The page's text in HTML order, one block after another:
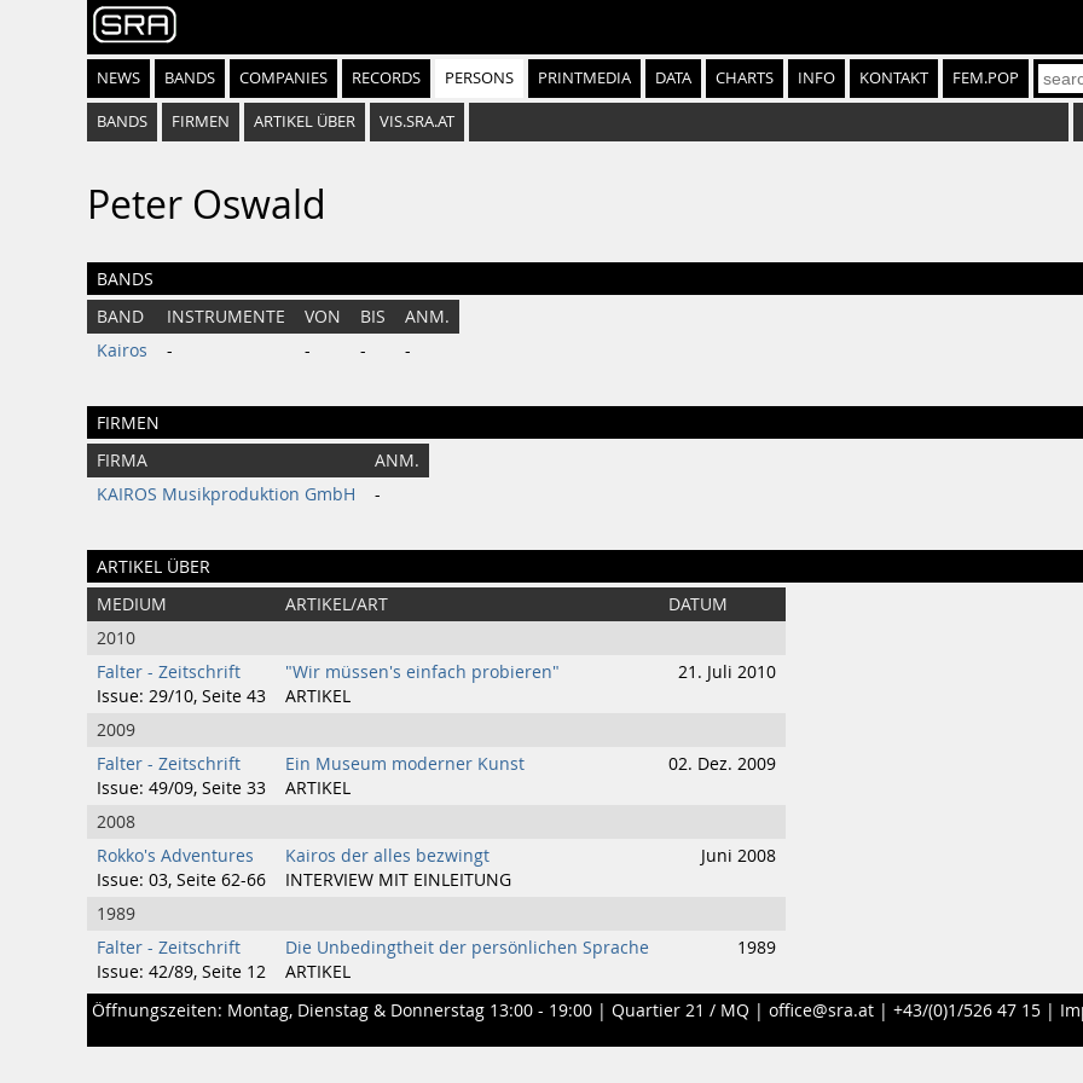
NEWS BANDS COMPANIES RECORDS PERSONS PRINTMEDIA DATA CHARTS INFO KONTAKT FEM.POP
BANDS FIRMEN ARTIKEL ÜBER VIS.SRA.AT
Peter Oswald
BANDS
BAND INSTRUMENTE VON BIS
ANM.
Kairos
- - - -
FIRMEN
FIRMA
ANM.
KAIROS Musikproduktion GmbH
-
ARTIKEL ÜBER
MEDIUM ARTIKEL/ART
DATUM
2010
Falter - Zeitschrift
Issue: 29/10, Seite 43
"Wir müssen's einfach probieren"
ARTIKEL
21. Juli 2010
2009
Falter - Zeitschrift
Issue: 49/09, Seite 33
Ein Museum moderner Kunst
ARTIKEL
02. Dez. 2009
2008
Rokko's Adventures
Issue: 03, Seite 62-66
Kairos der alles bezwingt
INTERVIEW MIT EINLEITUNG
Juni 2008
1989
Falter - Zeitschrift
Issue: 42/89, Seite 12
Die Unbedingtheit der persönlichen Sprache
ARTIKEL
1989
Öffnungszeiten: Montag, Dienstag & Donnerstag 13:00 - 19:00 | Quartier 21 / MQ | office@sra.at | +43/(0)1/526 47 15 |